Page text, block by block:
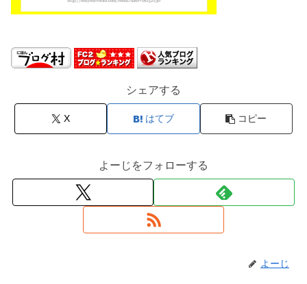
シェアする
X はてブ コピー
よーじをフォローする
よーじ